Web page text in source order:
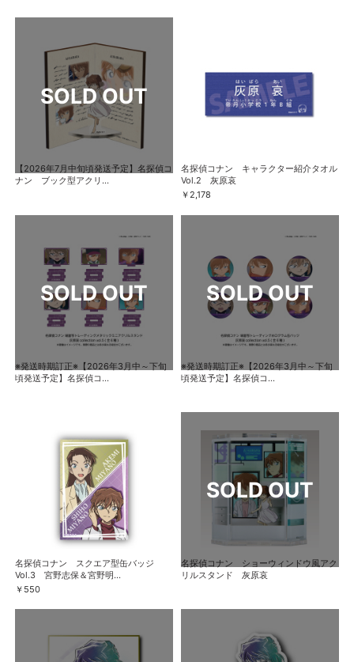
【2026年7月中旬頃発送予定】名探偵コ
ナン ブック型アクリ...
名探偵コナン キャラクター紹介タオル
Vol.2 灰原哀
￥2,178
※発送時期訂正※【2026年3月中～下旬
頃発送予定】名探偵コ...
※発送時期訂正※【2026年3月中～下旬
頃発送予定】名探偵コ...
名探偵コナン スクエア型缶バッジ
Vol.3 宮野志保＆宮野明...
￥550
名探偵コナン ショーウィンドウ風アク
リルスタンド 灰原哀